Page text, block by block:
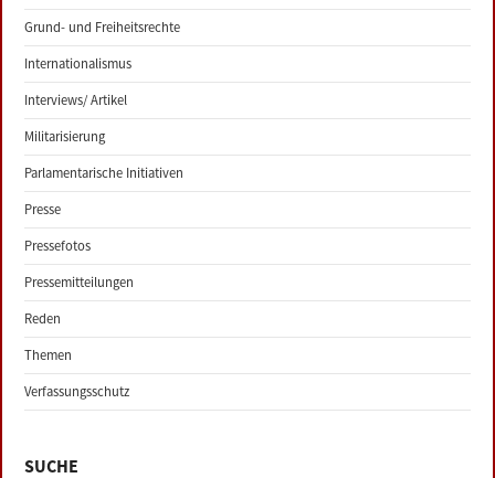
Grund- und Freiheitsrechte
Internationalismus
Interviews/ Artikel
Militarisierung
Parlamentarische Initiativen
Presse
Pressefotos
Pressemitteilungen
Reden
Themen
Verfassungsschutz
SUCHE